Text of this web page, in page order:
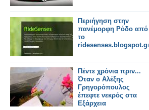
Περιήγηση στην
πανέμορφη Ρόδο από
το
ridesenses.blogspot.gr/
Πέντε χρόνια πριν...
Όταν ο Αλέξης
Γρηγορόπουλος
έπεφτε νεκρός στα
Εξάρχεια